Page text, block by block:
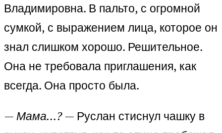
Владимировна. В пальто, с огромной
сумкой, с выражением лица, которое он
знал слишком хорошо. Решительное.
Она не требовала приглашения, как
всегда. Она просто была.
—Мама…?— Руслан стиснул чашку в